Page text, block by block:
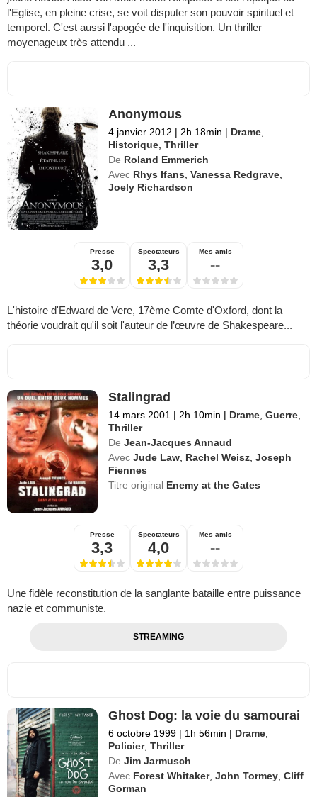
l'Eglise, en pleine crise, se voit disputer son pouvoir spirituel et
temporel. C'est aussi l'apogée de l'inquisition. Un thriller
moyenageux très attendu ...
Anonymous
4 janvier 2012 | 2h 18min | Drame,
Historique,Thriller
De Roland Emmerich
Avec Rhys Ifans,Vanessa Redgrave,
Joely Richardson
Presse
3,0
Spectateurs
3,3
Mes amis
--
L'histoire d'Edward de Vere, 17ème Comte d'Oxford, dont la
théorie voudrait qu'il soit l'auteur de l’œuvre de Shakespeare...
Stalingrad
14 mars 2001 | 2h 10min | Drame,Guerre,
Thriller
De Jean-Jacques Annaud
Avec Jude Law, Rachel Weisz,Joseph
Fiennes
Titre original Enemy at the Gates
Presse
3,3
Spectateurs
4,0
Mes amis
--
Une fidèle reconstitution de la sanglante bataille entre puissance
nazie et communiste.
STREAMING
Ghost Dog: la voie du samourai
6 octobre 1999 | 1h 56min | Drame,
Policier,Thriller
De Jim Jarmusch
Avec Forest Whitaker,John Tormey,Cliff
Gorman